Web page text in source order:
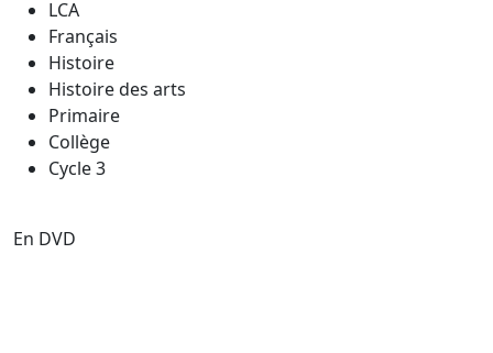
LCA
Français
Histoire
Histoire des arts
Primaire
Collège
Cycle 3
En DVD